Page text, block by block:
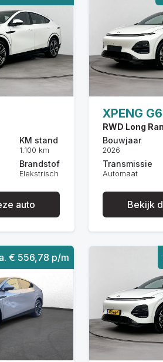
KM stand
1.100 km
Brandstof
Elekstrisch
auto
XPENG G6
RWD Long
Bouwjaar
2026
Transmissie
Automaat
Bekijk
€ 556,78 p/m